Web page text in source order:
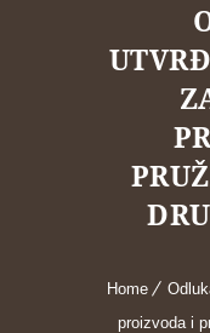
Home
proizvoda i